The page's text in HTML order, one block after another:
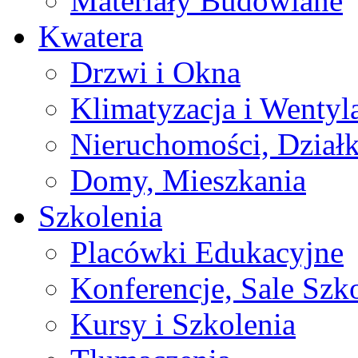
Kwatera
Drzwi i Okna
Klimatyzacja i
Nieruchomości,
Domy, Mieszkania
Szkolenia
Placówki Edukacyjne
Konferencje, Sale
Kursy i Szkolenia